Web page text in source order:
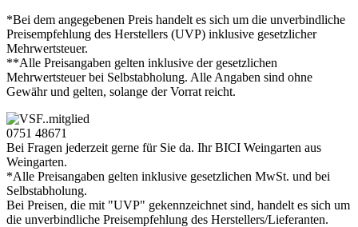
*Bei dem angegebenen Preis handelt es sich um die unverbindliche
Preisempfehlung des Herstellers (UVP) inklusive gesetzlicher
Mehrwertsteuer.
**Alle Preisangaben gelten inklusive der gesetzlichen
Mehrwertsteuer bei Selbstabholung. Alle Angaben sind ohne
Gewähr und gelten, solange der Vorrat reicht.
0751 48671
Bei Fragen jederzeit gerne für Sie da. Ihr BICI Weingarten aus
Weingarten.
*Alle Preisangaben gelten inklusive gesetzlichen MwSt. und bei
Selbstabholung.
Bei Preisen, die mit "UVP" gekennzeichnet sind, handelt es sich um
die unverbindliche Preisempfehlung des Herstellers/Lieferanten.